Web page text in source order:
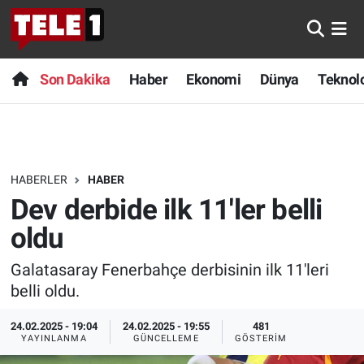
Son Dakika Haber Ekonomi Dünya
HABERLER HABER
Dev derbide ilk 11'ler belli
oldu
Galatasaray Fenerbahçe derbisinin ilk 11'leri
belli oldu.
24.02.2025 - 19:04
YAYINLANMA
24.02.2025 - 19:55
GÜNCELLEME
481
GÖSTERIM
Anında Manşet
Başka Sohbetler
Bilim turu
Bilim ve Teknoloji Evreni
Doğa Konuşuyor
Ege Saati
Son Dakika
Haber
Dünya
Teknoloji
Sağlık
Yayın Akışı
Nöbetçi Eczaneler
Hava Durumu
Trafik Durumu
Süper Lig Puan Durumu ve Fikstür
Tüm Manşetler
Haber Arşivi